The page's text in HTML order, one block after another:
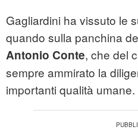
Gagliardini ha vissuto le
quando sulla panchina
Antonio Conte, che del
sempre ammirato la
importanti qualità umane.